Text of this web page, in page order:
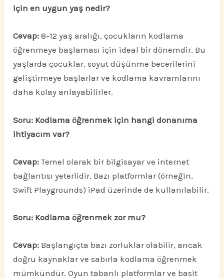
için en uygun yaş nedir?
Cevap: 8-12 yaş aralığı, çocukların kodlama
öğrenmeye başlaması için ideal bir dönemdir. Bu
yaşlarda çocuklar, soyut düşünme becerilerini
geliştirmeye başlarlar ve kodlama kavramlarını
daha kolay anlayabilirler.
Soru: Kodlama öğrenmek için hangi donanıma
ihtiyacım var?
Cevap: Temel olarak bir bilgisayar ve internet
bağlantısı yeterlidir. Bazı platformlar (örneğin,
Swift Playgrounds) iPad üzerinde de kullanılabilir.
Soru: Kodlama öğrenmek zor mu?
Cevap: Başlangıçta bazı zorluklar olabilir, ancak
doğru kaynaklar ve sabırla kodlama öğrenmek
mümkündür. Oyun tabanlı platformlar ve basit